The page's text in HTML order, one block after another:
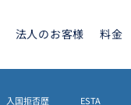
法人のお客様 料金
入国拒否歴 ESTA